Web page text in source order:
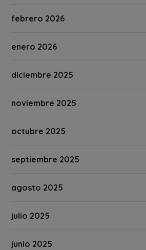
febrero 2026
enero 2026
diciembre 2025
noviembre 2025
octubre 2025
septiembre 2025
agosto 2025
julio 2025
junio 2025